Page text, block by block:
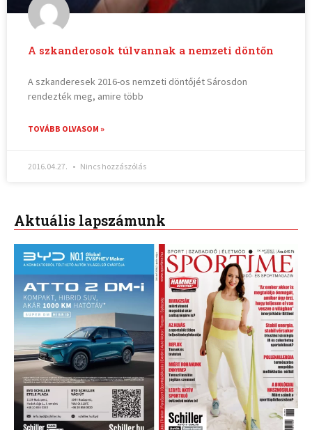
A szkanderosok túlvannak a nemzeti döntőn
A szkanderesek 2016-os nemzeti döntőjét Sárosdon
rendezték meg, amire több
TOVÁBB OLVASOM »
2016.04.27. Nincs hozzászólás
Aktuális lapszámunk